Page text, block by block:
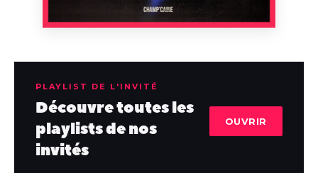
PLAYLIST DE L'INVITÉ
Découvre toutes les
playlists de nos
invités
OUVRIR